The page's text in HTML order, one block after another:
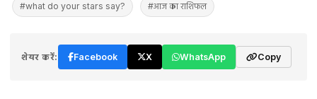
#what do your stars say? #आज का राशिफल
शेयर करें: Facebook X WhatsApp Copy